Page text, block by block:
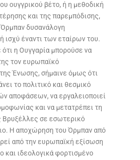
ουγγρικού βέτο, ή η μεθοδική
και της παρεμπόδισης,
δυσανάλογη
ισχύ έναντι των εταίρων του.
η Ουγγαρία μπορούσε να
τον ευρωπαϊκό
Ένωσης, σήμαινε όμως ότι
το πολιτικό και θεσμικό
αποφάσεων, να εργαλειοποιεί
και να μετατρέπει τη
Βρυξέλλες σε εσωτερικό
Η αποχώρηση του Όρμπαν από
από την ευρωπαϊκή εξίσωση
και ιδεολογικά φορτισμένο